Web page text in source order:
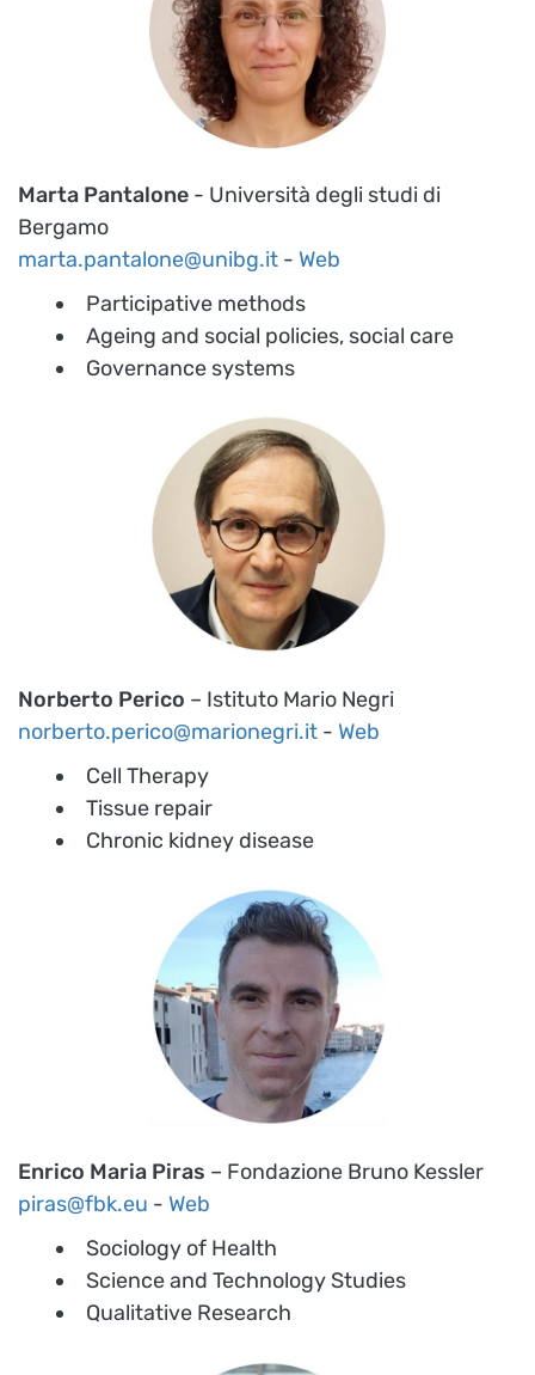
Marta Pantalone - Università degli studi di
Bergamo
marta.pantalone@unibg.it - Web
Participative methods
Ageing and social policies, social care
Governance systems
Norberto Perico – Istituto Mario Negri
norberto.perico@marionegri.it - Web
Cell Therapy
Tissue repair
Chronic kidney disease
Enrico Maria Piras – Fondazione Bruno Kessler
piras@fbk.eu - Web
Sociology of Health
Science and Technology Studies
Qualitative Research